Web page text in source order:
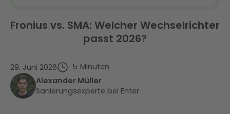
Fronius vs. SMA: Welcher Wechselrichter
passt 2026?
29. Juni 2026 5 Minuten
Alexander Müller
Sanierungsexperte bei Enter